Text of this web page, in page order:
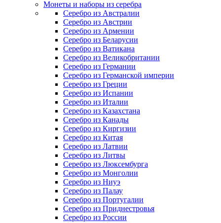
Монеты и наборы из серебра
Серебро из Австралии
Серебро из Австрии
Серебро из Армении
Серебро из Беларусии
Серебро из Ватикана
Серебро из Великобритании
Серебро из Германии
Серебро из Германской империи
Серебро из Греции
Серебро из Испании
Серебро из Италии
Серебро из Казахстана
Серебро из Канады
Серебро из Киргизии
Серебро из Китая
Серебро из Латвии
Серебро из Литвы
Серебро из Люксембурга
Серебро из Монголии
Серебро из Ниуэ
Серебро из Палау
Серебро из Португалии
Серебро из Приднестровья
Серебро из России